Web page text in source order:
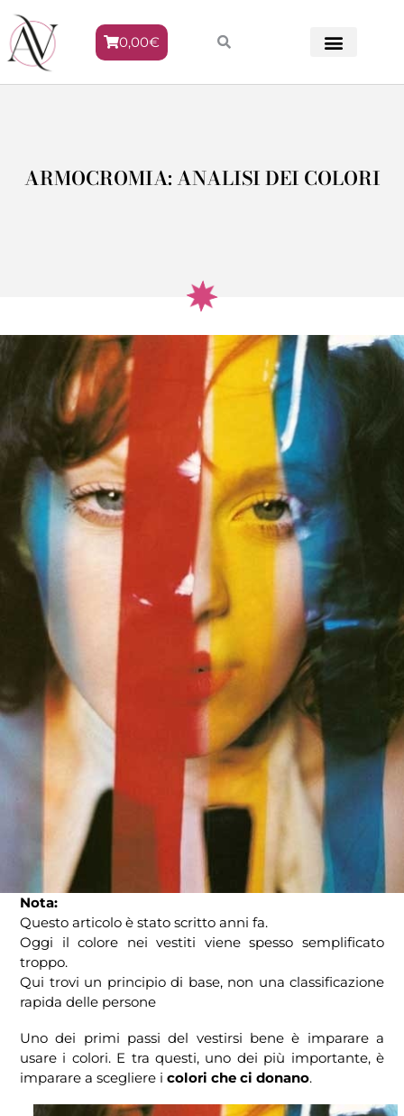
0,00€
ARMOCROMIA: ANALISI DEI COLORI
Nota:
Questo articolo è stato scritto anni fa.
Oggi il colore nei vestiti viene spesso semplificato
troppo.
Qui trovi un principio di base, non una classificazione
rapida delle persone
Uno dei primi passi del vestirsi bene è imparare a
usare i colori. E tra questi, uno dei più importante, è
imparare a scegliere i colori che ci donano.